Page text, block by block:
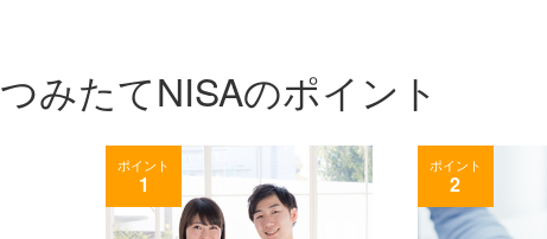
つみたてNISAのポイント
ポイント
1
ポイント
2